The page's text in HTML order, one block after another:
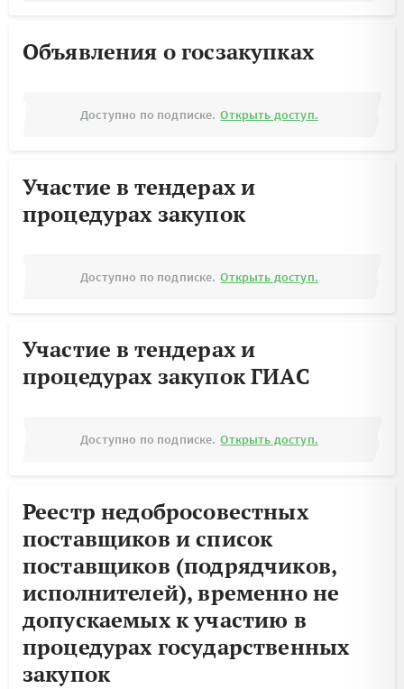
Объявления о госзакупках
Доступно по подписке. Открыть доступ.
Участие в тендерах и
процедурах закупок
Доступно по подписке. Открыть доступ.
Участие в тендерах и
процедурах закупок ГИАС
Доступно по подписке. Открыть доступ.
Реестр недобросовестных
поставщиков и список
поставщиков (подрядчиков,
исполнителей), временно не
допускаемых к участию в
процедурах государственных
закупок